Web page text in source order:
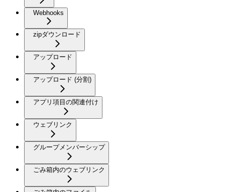
Webhooks
zipダウンロード
アップロード
アップロード (分割)
アプリ項目の関連付け
ウェブリンク
グループメンバーシップ
ごみ箱内のウェブリンク